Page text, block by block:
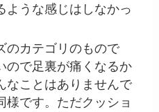
ような感じはしなかっ
のカテゴリのもので
ので足裏が痛くなるか
なことはありませんで
様です。ただクッショ